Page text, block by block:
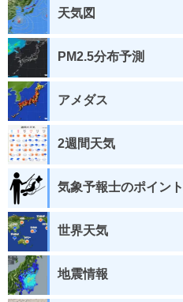
天気図
PM2.5分布予測
アメダス
2週間天気
気象予報士のポイン
世界天気
地震情報